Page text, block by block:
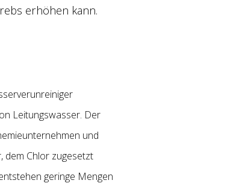
erhöhen kann.
Leitungswasser. Der
und
dem Chlor zugesetzt
geringe Mengen